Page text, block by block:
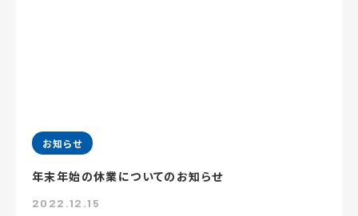
お知らせ
年末年始の休業についてのお知らせ
2022.12.15